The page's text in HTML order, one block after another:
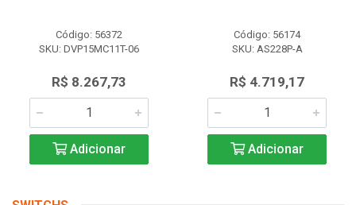
Código: 56372
SKU: DVP15MC11T-06
R$ 8.267,73
Adicionar
Código: 56174
SKU: AS228P-A
R$ 4.719,17
Adicionar